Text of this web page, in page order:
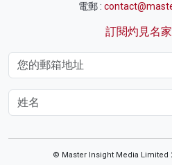
電郵 :
訂閱灼見名
© Master Insight Media Limited